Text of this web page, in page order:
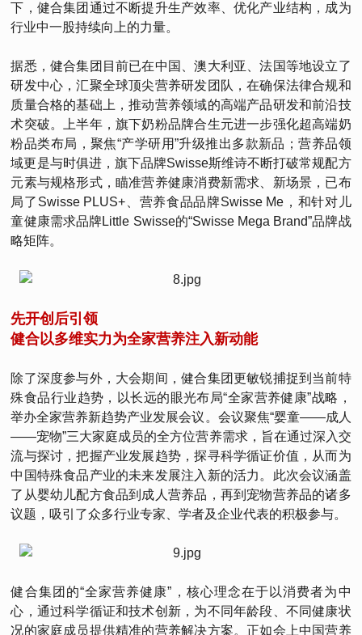
下，健合集团通过不断提升生产效率、优化产业结构，成为
行业中一股持续向上的力量。
据悉，健合集团目前已在中国、澳大利亚、法国等地设立了
研发中心，汇聚全球顶尖营养研发团队，在确保法律合规和
质量合格的基础上，推动营养领域的高端产品研发和前沿技
术突破。上半年，旗下奶粉品牌合生元进一步强化超高端奶
粉品类布局，聚焦“产学研用”升级推出多款新品；营养品领
域更是与时俱进，旗下品牌Swisse斯维诗不断打破常规配方
元素与规格形式，瞄准营养健康消费新需求、新场景，已布
局了Swisse PLUS+、营养食品品牌Swisse Me，和针对儿
童健康需求品牌Little Swisse的“Swisse Mega Brand”品牌战
略矩阵。
先开创后引领
健合以多维实力为全家营养注入新动能
除了深度参与外，大会期间，健合集团更敏锐捕捉到当前特
殊食品行业趋势，以长远的眼光布局“全家营养健康”战略，
举办全家营养新趋势产业发展会议。会议聚焦“婴童——成人
——宠物”三大家庭成员的全方位营养需求，旨在通过深入交
流与探讨，把握产业发展趋势，探寻科学循证价值，从而为
中国特殊食品产业的未来发展注入新的活力。此次会议涵盖
了从婴幼儿配方食品到成人营养品，再到宠物营养品的诸多
议题，吸引了众多行业专家、学者及企业代表的积极参与。
健合集团的“全家营养健康”，核心理念在于以消费者为中
心，通过科学循证和技术创新，为不同年龄段、不同健康状
况的家庭成员提供精准的营养解决方案。正如会上中国营养